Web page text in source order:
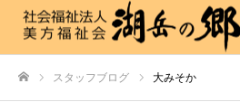
スタッフブログ 大みそか